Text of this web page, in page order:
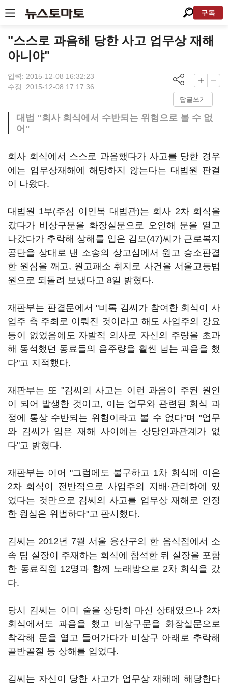
구독
"스스로 과음해 당한 사고 업무상 재해
아니야"
입력: 2015-12-08 16:32:23
수정: 2015-12-08 17:17:36
답글쓰기
대법 "회사 회식에서 수반되는 위험으로 볼 수 없
어"
회사 회식에서 스스로 과음했다가 사고를 당한 경우
에는 업무상재해에 해당하지 않는다는 대법원 판결
이 나왔다.
대법원 1부(주심 이인복 대법관)는 회사 2차 회식을
갔다가 비상구문을 화장실문으로 오인해 문을 열고
나갔다가 추락해 상해를 입은 김모(47)씨가 근로복지
공단을 상대로 낸 소송의 상고심에서 원고 승소판결
한 원심을 깨고, 원고패소 취지로 사건을 서울고등법
원으로 되돌려 보냈다고 8일 밝혔다.
재판부는 판결문에서 "비록 김씨가 참여한 회식이 사
업주 측 주최로 이뤄진 것이라고 해도 사업주의 강요
등이 없었음에도 자발적 의사로 자신의 주량을 초과
해 동석했던 동료들의 음주량을 훨씬 넘는 과음을 했
다"고 지적했다.
재판부는 또 "김씨의 사고는 이런 과음이 주된 원인
이 되어 발생한 것이고, 이는 업무와 관련된 회식 과
정에 통상 수반되는 위험이라고 볼 수 없다"며 "업무
와 김씨가 입은 재해 사이에는 상당인과관계가 없
다"고 밝혔다.
재판부는 이어 "그럼에도 불구하고 1차 회식에 이은
2차 회식이 전반적으로 사업주의 지배·관리하에 있
었다는 것만으로 김씨의 사고를 업무상 재해로 인정
한 원심은 위법하다"고 판시했다.
김씨는 2012년 7월 서울 용산구의 한 음식점에서 소
속 팀 실장이 주재하는 회식에 참석한 뒤 실장을 포함
한 동료직원 12명과 함께 노래방으로 2차 회식을 갔
다.
당시 김씨는 이미 술을 상당히 마신 상태였으나 2차
회식에서도 과음을 했고 비상구문을 화장실문으로
착각해 문을 열고 들어가다가 비상구 아래로 추락해
골반골절 등 상해를 입었다.
김씨는 자신이 당한 사고가 업무상 재해에 해당한다